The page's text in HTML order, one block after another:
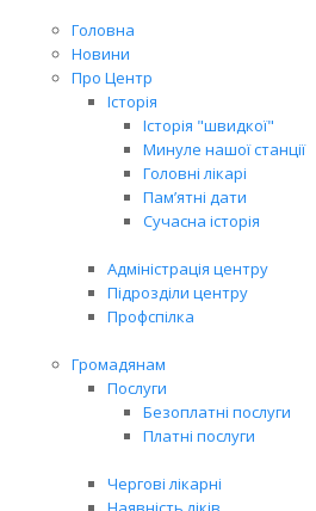
Головна
Новини
Про Центр
Історія
Історія "швидкої"
Минуле нашої станції
Головні лікарі
Пам’ятні дати
Сучасна історія
Адміністрація центру
Підрозділи центру
Профспілка
Громадянам
Послуги
Безоплатні послуги
Платні послуги
Чергові лікарні